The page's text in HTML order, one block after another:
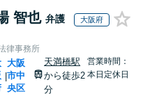
智也 弁護
大阪府
律事務所
|
大阪
市中
央区
天満橋駅
から徒歩2
分
営業時間：
本日定休日